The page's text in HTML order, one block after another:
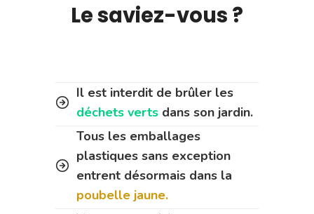
Le saviez-vous ?
Il est interdit de brûler les
déchets verts dans son jardin.
Tous les emballages
plastiques sans exception
entrent désormais dans la
poubelle jaune.